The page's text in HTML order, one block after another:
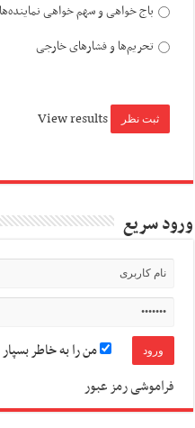
باج خواهی و سهم خواهی
تحریم‌ها و فشارهای خارجی
View results
ورود سریع
من را به خاطر بسپار
فراموشی رمز عبور